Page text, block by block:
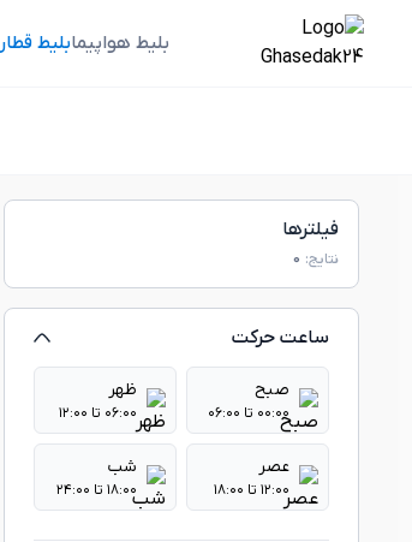
بلیط هواپیمابلیط قطار
فیلترها
نتایج: 0
ساعت حرکت
صبح
۰۰:۰۰ تا ۰۶:۰۰
ظهر
۰۶:۰۰ تا ۱۲:۰۰
عصر
۱۲:۰۰ تا ۱۸:۰۰
شب
۱۸:۰۰ تا ۲۴:۰۰